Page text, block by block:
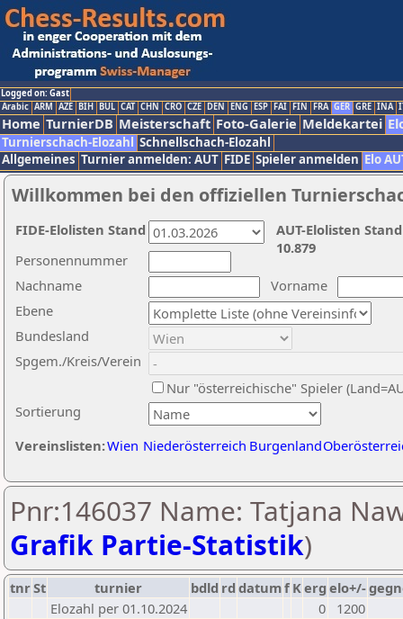
Logged on: Gast
Arabic ARM AZE BIH BUL CAT CHN CRO CZE DEN ENG ESP FAI FIN FRA GER GRE INA
Home TurnierDB Meisterschaft Foto-Galerie Meldekartei
Turnierschach-Elozahl Schnellschach-Elozahl
Allgemeines Turnier anmelden: AUT FIDE Spieler anmelden Elo
Willkommen bei den offiziellen
Nachname
Vorname
Ebene
Sortierung
Personennummer
Bundesland
Spgem./Kreis/Verein
Nur "österreichische" Spieler
Vereinslisten:Wien Niederösterreich Burgenland
AUT-Elolisten
10.879
FIDE-Elolisten Stand
Pnr:146037 Name: Tatjana
Grafik Partie-Statistik)
tnrSt turnier bdld rd datumf Kerg elo+/-
Elozahl per 01.10.2024
0
1200